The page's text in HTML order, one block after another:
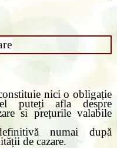
nici o obligație
puteți afla despre
si prețurile valabile
numai după
de cazare.